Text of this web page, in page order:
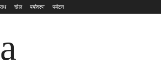
खेल पर्यावरण पर्यटन